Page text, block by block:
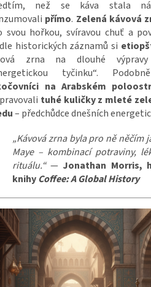
než se káva stala
přímo. Zelená kávová
svou hořkou, svíravou chuť a
historických záznamů si
zrna na dlouhé
tyčinku“.
na Arabském
tuhé kuličky z mleté
– předchůdce dnešních
„Kávová zrna byla pro ně něčím
Maye – kombinací potraviny,
rituálu.“— Jonathan Morris,
knihyCoffee: A Global History